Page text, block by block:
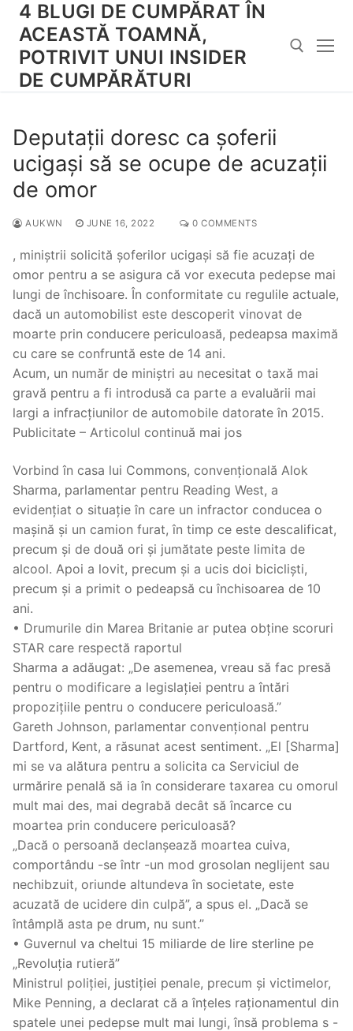
Skip
content
4 BLUGI DE CUMPĂRAT ÎN
ACEASTĂ TOAMNĂ,
POTRIVIT UNUI INSIDER
DE CUMPĂRĂTURI
Deputații doresc ca șoferii
ucigași să se ocupe de acuzații
de omor
AUKWN JUNE 16, 2022 0 COMMENTS
, miniștrii solicită șoferilor ucigași să fie acuzați de
omor pentru a se asigura că vor executa pedepse mai
lungi de închisoare. În conformitate cu regulile actuale,
dacă un automobilist este descoperit vinovat de
moarte prin conducere periculoasă, pedeapsa maximă
cu care se confruntă este de 14 ani.
Acum, un număr de miniștri au necesitat o taxă mai
gravă pentru a fi introdusă ca parte a evaluării mai
largi a infracțiunilor de automobile datorate în 2015.
Publicitate – Articolul continuă mai jos
Vorbind în casa lui Commons, convențională Alok
Sharma, parlamentar pentru Reading West, a
evidențiat o situație în care un infractor conducea o
mașină și un camion furat, în timp ce este descalificat,
precum și de două ori și jumătate peste limita de
alcool. Apoi a lovit, precum și a ucis doi bicicliști,
precum și a primit o pedeapsă cu închisoarea de 10
ani.
• Drumurile din Marea Britanie ar putea obține scoruri
STAR care respectă raportul
Sharma a adăugat: „De asemenea, vreau să fac presă
pentru o modificare a legislației pentru a întări
propozițiile pentru o conducere periculoasă.”
Gareth Johnson, parlamentar convențional pentru
Dartford, Kent, a răsunat acest sentiment. „El [Sharma]
mi se va alătura pentru a solicita ca Serviciul de
urmărire penală să ia în considerare taxarea cu omorul
mult mai des, mai degrabă decât să încarce cu
moartea prin conducere periculoasă?
„Dacă o persoană declanșează moartea cuiva,
comportându -se într -un mod grosolan neglijent sau
nechibzuit, oriunde altundeva în societate, este
acuzată de ucidere din culpă”, a spus el. „Dacă se
întâmplă asta pe drum, nu sunt.”
• Guvernul va cheltui 15 miliarde de lire sterline pe
„Revoluția rutieră”
Ministrul poliției, justiției penale, precum și victimelor,
Mike Penning, a declarat că a înțeles raționamentul din
spatele unei pedepse mult mai lungi, însă problema s -